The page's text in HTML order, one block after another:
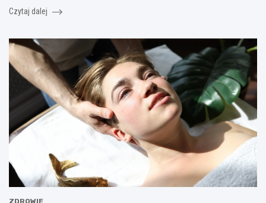
Czytaj dalej
ZDROWIE